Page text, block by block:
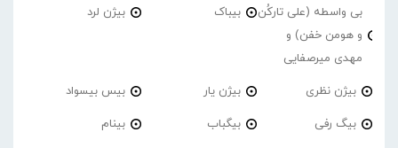
بی واسطه (علی تارکُن
و هومن خفن) و
مهدی میرصفایی
بیباک بیژن لرد
بیژن نظری بیژن یار بیس بیسواد
بیگ رفی بیگباب بینام